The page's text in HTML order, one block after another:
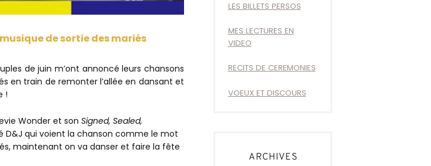
de sortie des mariés
de juin m’ont annoncé leurs chansons
en train de remonter l’allée en dansant et
!
Wonder et son Signed, Sealed,
D&J qui voient la chanson comme le mot
maintenant on va danser et faire la fête
LES BILLETS PERSOS
MES LECTURES EN
VIDEO
RECITS DE CEREMONIES
VOEUX ET DISCOURS
ARCHIVES